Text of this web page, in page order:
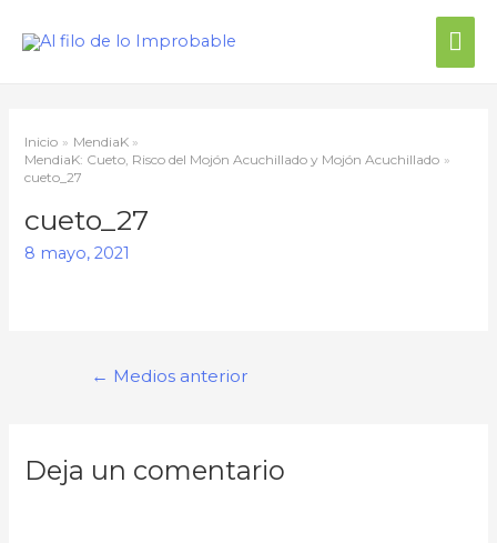
Inicio
MendiaK
MendiaK: Cueto, Risco del Mojón Acuchillado y Mojón Acuchillado
cueto_27
cueto_27
8 mayo, 2021
← Medios anterior
Deja un comentario